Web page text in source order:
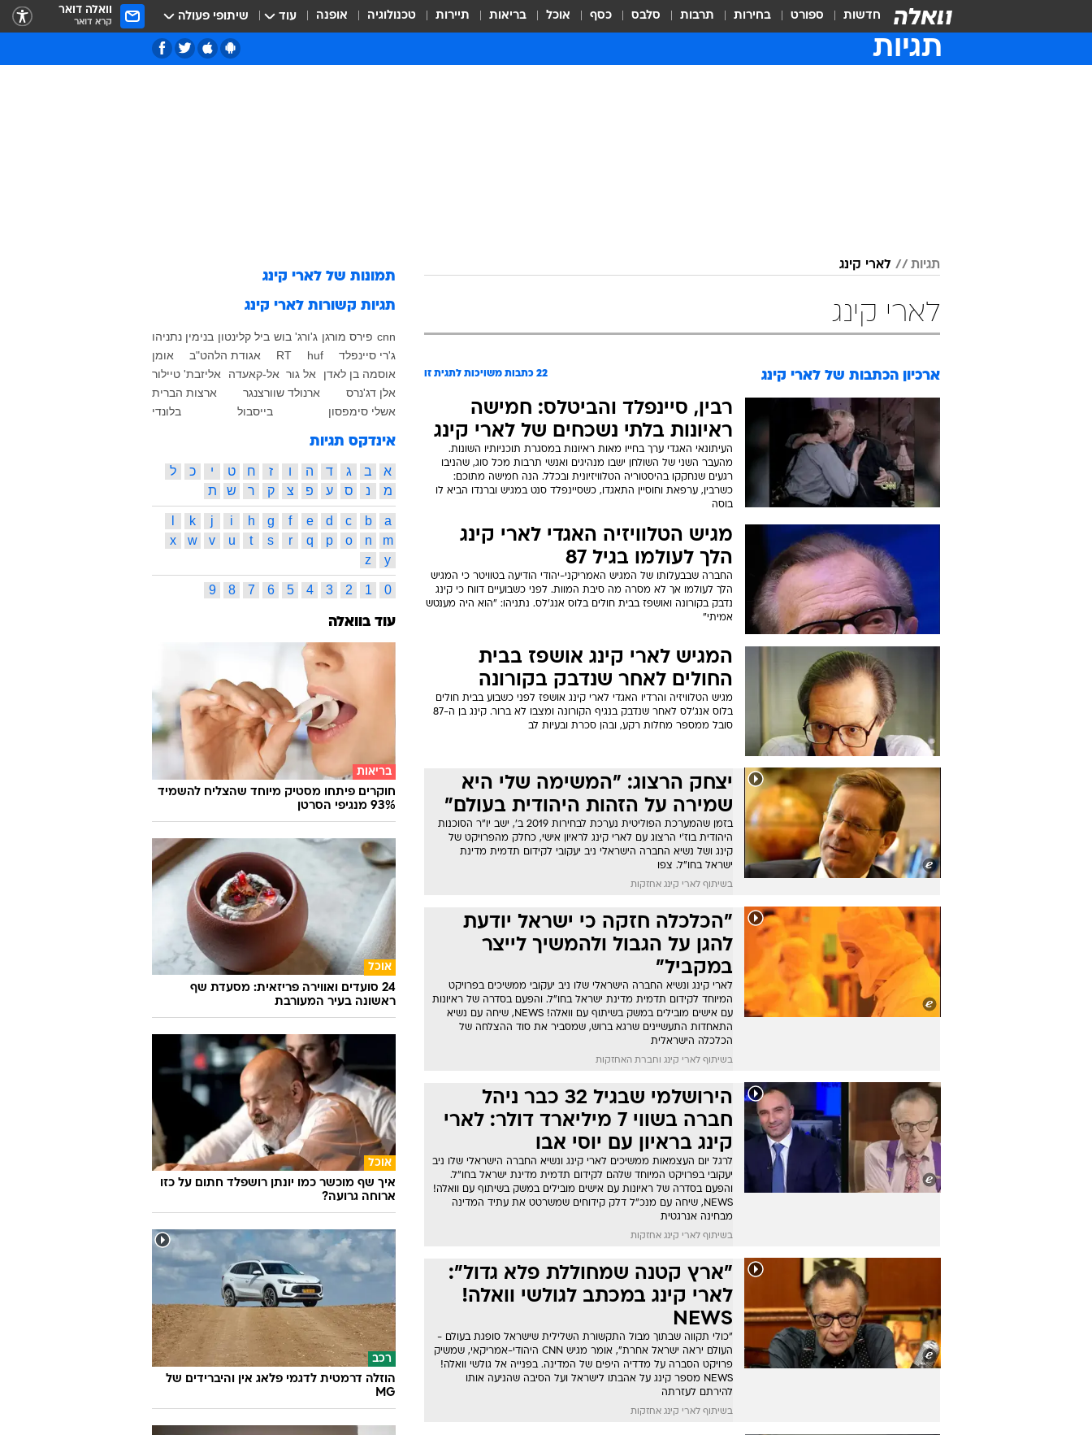
חדשות ספורט בחירות תרבות סלבס כסף אוכל בריאות תיירות טכנולוגיה אופנה עוד שיתופי פעולה וואלה דואר
קרא דואר
תגיות
תגיות לארי קינג
לארי קינג
ארכיון הכתבות של לארי קינג 22 כתבות משויכות לתגית זו
רבין, סיינפלד והביטלס: חמישה
ראיונות בלתי נשכחים של לארי קינג
העיתונאי האגדי ערך בחייו מאות ראיונות במסגרת תוכניותיו השונות.
מהעבר השני של השולחן ישבו מנהיגים ואנשי תרבות מכל סוג, שהניבו
רגעים שנחקקו בהיסטוריה הטלוויזיונית ובכלל. הנה חמישה מתוכם:
כשרבין, ערפאת וחוסיין התאגדו, כשסיינפלד סנט במגיש וברנדו הביא לו
בוסה
מגיש הטלוויזיה האגדי לארי קינג
הלך לעולמו בגיל 87
החברה שבבעלותו של המגיש האמריקני-יהודי הודיעה בטוויטר כי המגיש
הלך לעולמו אך לא מסרה מה סיבת המוות. לפני כשבועיים דווח כי קינג
נדבק בקורונה ואושפז בבית חולים בלוס אנג'לס. נתניהו: "הוא היה מענטש
אמיתי"
המגיש לארי קינג אושפז בבית
החולים לאחר שנדבק בקורונה
מגיש הטלוויזיה והרדיו האגדי לארי קינג אושפז לפני כשבוע בבית חולים
בלוס אנג'לס לאחר שנדבק בנגיף הקורונה ומצבו לא ברור. קינג בן ה-87
סובל ממספר מחלות רקע, ובהן סכרת ובעיות לב
יצחק הרצוג: "המשימה שלי היא
שמירה על הזהות היהודית בעולם"
בזמן שהמערכת הפוליטית נערכת לבחירות 2019 ב', ישב יו"ר הסוכנות
היהודית בוז'י הרצוג עם לארי קינג לראיון אישי, כחלק מהפרויקט של
קינג ושל נשיא החברה הישראלי ניב יעקובי לקידום תדמית מדינת
ישראל בחו"ל. צפו
בשיתוף לארי קינג אחזקות
"הכלכלה חזקה כי ישראל יודעת
להגן על הגבול ולהמשיך לייצר
במקביל"
לארי קינג ונשיא החברה הישראלי שלו ניב יעקובי ממשיכים בפרויקט
המיוחד לקידום תדמית מדינת ישראל בחו"ל. והפעם בסדרה של ראיונות
עם אישים מובילים במשק בשיתוף עם וואלה! NEWS, שיחה עם נשיא
התאחדות התעשיינים שרגא ברוש, שמסביר את סוד ההצלחה של
הכלכלה הישראלית
בשיתוף לארי קינג וחברת האחזקות
הירושלמי שבגיל 32 כבר ניהל
חברה בשווי 7 מיליארד דולר: לארי
קינג בראיון עם יוסי אבו
לרגל יום העצמאות ממשיכים לארי קינג ונשיא החברה הישראלי שלו ניב
יעקובי בפרויקט המיוחד שלהם לקידום תדמית מדינת ישראל בחו"ל.
והפעם בסדרה של ראיונות עם אישים מובילים במשק בשיתוף עם וואלה!
NEWS, שיחה עם מנכ"ל דלק קידוחים שמשרטט את עתיד המדינה
מבחינה אנרגטית
בשיתוף לארי קינג אחזקות
"ארץ קטנה שמחוללת פלא גדול":
לארי קינג במכתב לגולשי וואלה!
NEWS
"כולי תקווה שבתוך מבול התקשורת השלילית שישראל סופגת בעולם -
העולם יראה ישראל אחרת", אומר מגיש CNN היהודי-אמריקאי, שמשיק
פרויקט הסברה על מדדיה היפים של המדינה. בפנייה אל גולשי וואלה!
NEWS מספר קינג על אהבתו לישראל ועל הסיבה שהניעה אותו
להירתם לעזרתה
בשיתוף לארי קינג אחזקות
תמונות של לארי קינג
תגיות קשורות לארי קינג
cnn פירס מורגן ג'ורג' בוש ביל קלינטון בנימין נתניהו
ג'רי סיינפלד
huf
RT אגודת הלהט"ב
אומן
אוסמה בן לאדן
אל גור אל-קאעדה
אליזבת' טיילור
אלן דג'נרס
ארנולד שוורצנגר
ארצות הברית
אשלי סימפסון
בייסבול בלונדי
אינדקס תגיות
א ב ג ד ה ו ז ח ט י כ
ל
מ
נ ס ע פ צ ק ר ש ת
a
b
c
d
e
f
g
h
i
j
k
m
n
o
p
q
r
s
t
u
v
w
x
y
z
0
1
2
3
4
5
6
7
8
9
עוד בוואלה
בריאות
חוקרים פיתחו מסטיק מיוחד שהצליח להשמיד
93% מנגיפי הסרטן
אוכל
24 סועדים ואווירה פריזאית: מסעדת שף
ראשונה בעיר המעורבת
אוכל
איך שף מוכשר כמו יונתן רושפלד חתום על כזו
ארוחה גרועה?
רכב
הוזלה דרמטית לדגמי פלאג אין והיברידים של
MG